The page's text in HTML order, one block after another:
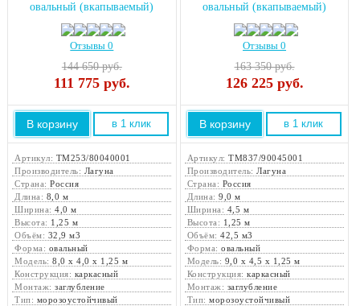
овальный (вкапываемый)
Отзывы 0
144 650 руб.
111 775руб.
В корзину в 1 клик
Артикул: ТМ253/80040001
Производитель: Лагуна
Страна:Россия
Длина: 8,0 м
Ширина:4,0 м
Высота: 1,25 м
Объём: 32,9 м3
Форма: овальный
Модель:8,0 х 4,0 х 1,25 м
Конструкция: каркасный
Монтаж:заглубление
Тип: морозоустойчивый
овальный (вкапываемый)
Отзывы 0
163 350 руб.
126 225руб.
В корзину в 1 клик
Артикул:ТМ837/90045001
Производитель:Лагуна
Страна: Россия
Длина:9,0 м
Ширина: 4,5 м
Высота: 1,25 м
Объём:42,5 м3
Форма:овальный
Модель: 9,0 х 4,5 х 1,25 м
Конструкция:каркасный
Монтаж: заглубление
Тип:морозоустойчивый